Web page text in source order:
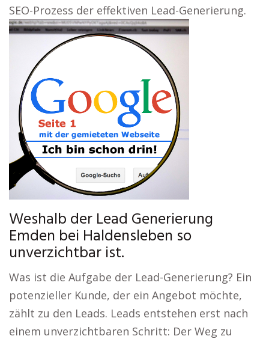
SEO-Prozess der effektiven Lead-Generierung.
Weshalb der Lead Generierung
Emden bei Haldensleben so
unverzichtbar ist.
Was ist die Aufgabe der Lead-Generierung? Ein
potenzieller Kunde, der ein Angebot möchte,
zählt zu den Leads. Leads entstehen erst nach
einem unverzichtbaren Schritt: Der Weg zu